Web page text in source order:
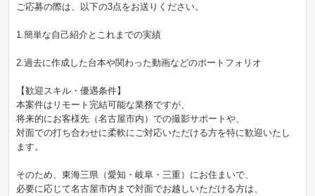
ご応募の際は、以下の3点をお送りください。
1.簡単な自己紹介とこれまでの実績
2.過去に作成した台本や関わった動画などのポートフォリオ
【歓迎スキル・優遇条件】
本案件はリモート完結可能な業務ですが、
将来的にお客様先（名古屋市内）での撮影サポートや、
対面での打ち合わせに柔軟にご対応いただける方を特に歓迎いたし
ます。
そのため、東海三県（愛知・岐阜・三重）にお住まいで、
必要に応じて名古屋市内まで対面でお越しいただける方は、